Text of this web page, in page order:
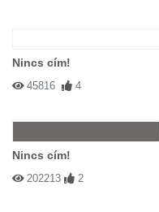
Nincs cím!
45816 4
Nincs cím!
202213 2